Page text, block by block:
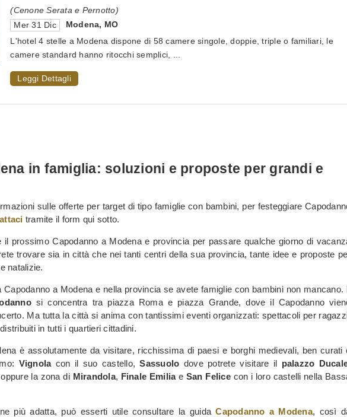
(Cenone Serata e Pernotto)
Mer 31 Dic
Modena, MO
L'hotel 4 stelle a Modena dispone di 58 camere singole, doppie, triple o familiari, le
camere standard hanno ritocchi semplici, ...
Leggi Dettagli
in famiglia: soluzioni e proposte per grandi e
sulle offerte per target di tipo famiglie con bambini, per festeggiare
tramite il form qui sotto.
il prossimo Capodanno a Modena e provincia per passare qualche giorno di
trovare sia in città che nei tanti centri della sua provincia, tante idee e proposte
natalizie.
a Modena e nella provincia se avete famiglie con bambini non mancano.
si concentra tra piazza Roma e piazza Grande, dove il Capodanno
Ma tutta la città si anima con tantissimi eventi organizzati: spettacoli per
in tutti i quartieri cittadini.
è assolutamente da visitare, ricchissima di paesi e borghi medievali, ben curati
Vignola con il suo castello,Sassuolo dove potrete visitare il palazzo
la zona di Mirandola, Finale Emiliae San Felicecon i loro castelli nella
più adatta, può esserti utile consultare la guidaCapodanno a Modena, così